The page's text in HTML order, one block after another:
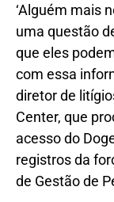
‘Alguém mais
uma questão
que eles
com essa
diretor de
Center, que
acesso do
registros da
de Gestão de